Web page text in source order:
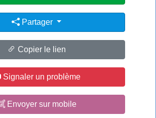
Partager
Copier le lien
Signaler un problème
Envoyer sur mobile